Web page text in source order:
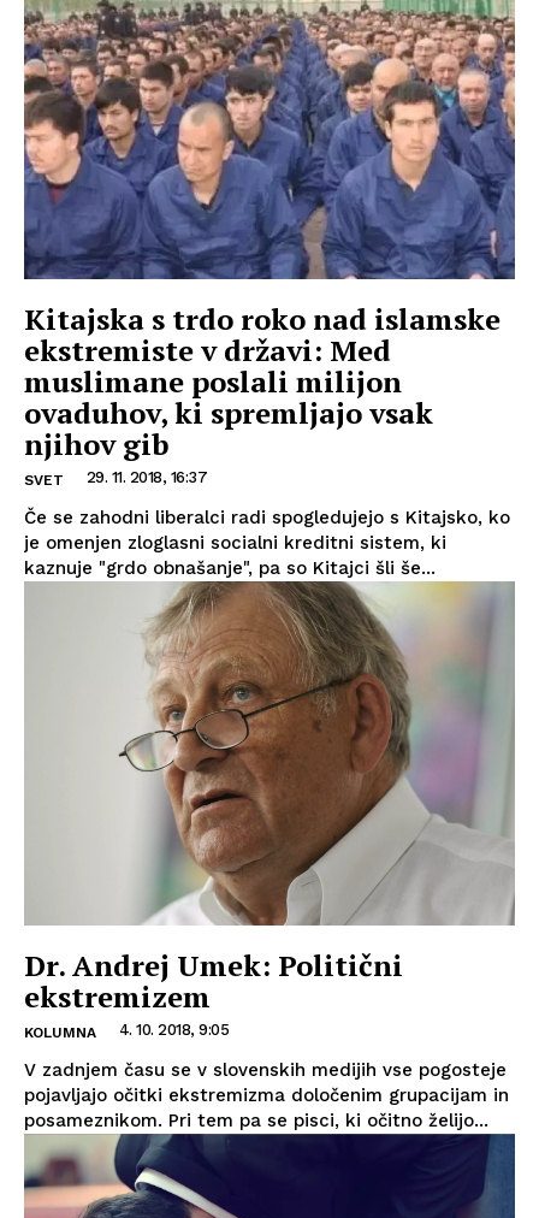
Kitajska s trdo roko nad islamske
ekstremiste v državi: Med
muslimane poslali milijon
ovaduhov, ki spremljajo vsak
njihov gib
SVET 29. 11. 2018, 16:37
Če se zahodni liberalci radi spogledujejo s Kitajsko, ko
je omenjen zloglasni socialni kreditni sistem, ki
kaznuje "grdo obnašanje", pa so Kitajci šli še...
Dr. Andrej Umek: Politični
ekstremizem
KOLUMNA 4. 10. 2018, 9:05
V zadnjem času se v slovenskih medijih vse pogosteje
pojavljajo očitki ekstremizma določenim grupacijam in
posameznikom. Pri tem pa se pisci, ki očitno želijo...